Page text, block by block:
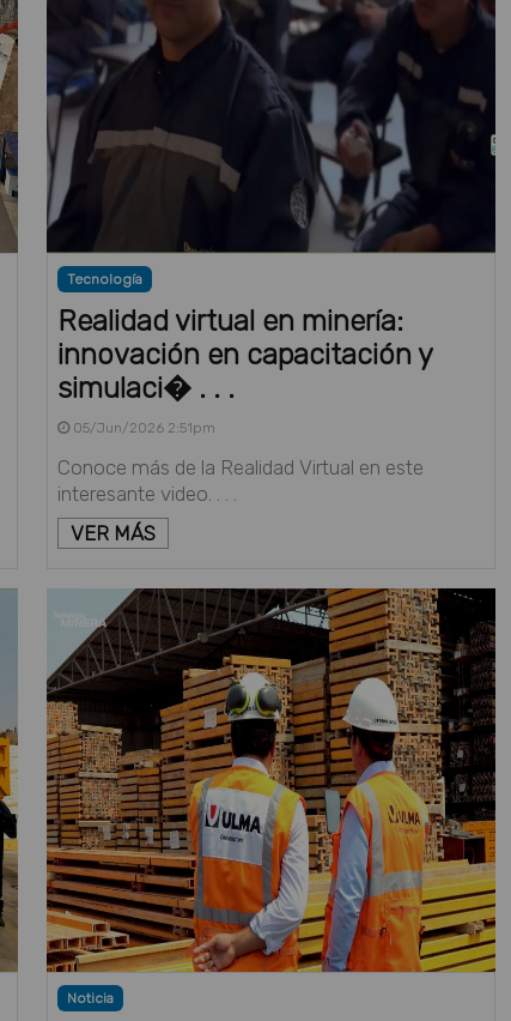
Tecnología
Realidad virtual en minería:
innovación en capacitación y
simulaci� . . .
05/Jun/2026 2:51pm
Conoce más de la Realidad Virtual en este
interesante video. . . .
VER MÁS
Noticia